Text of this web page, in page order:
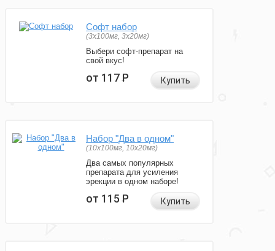
Софт набор
(3x100мг, 3x20мг)
Выбери софт-препарат на
свой вкус!
от 117Р Купить
Набор "Два в одном"
(10x100мг, 10x20мг)
Два самых популярных
препарата для усиления
эрекции в одном наборе!
от 115Р Купить